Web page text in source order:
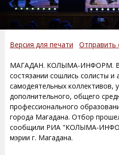
Версия для печати
МАГАДАН. КОЛЫМА-ИНФОРМ. В
состязании сошлись солисты и
самодеятельных коллективов,
дополнительного, общего
профессионального
города Магадана. Отбор
сообщили РИА "КОЛЫМА-
мэрии г. Магадана.